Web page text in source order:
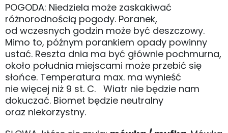
POGODA: Niedziela może zaskakiwać
różnorodnością pogody. Poranek,
od wczesnych godzin może być deszczowy.
Mimo to, późnym porankiem opady powinny
ustać. Reszta dnia ma być głównie pochmurna,
około południa miejscami może przebić się
słońce. Temperatura max. ma wynieść
nie więcej niż 9 st. C. Wiatr nie będzie nam
dokuczać. Biomet będzie neutralny
oraz niekorzystny.